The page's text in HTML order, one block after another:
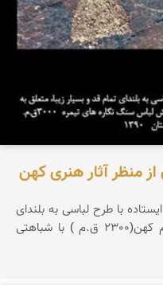
منظر آثار هنری كهن
با طرح لباسی به بلندای
تمام قد و بسیار زیبا، متعلق به ایلام كهن(2300 ق.م ) با شباهتی